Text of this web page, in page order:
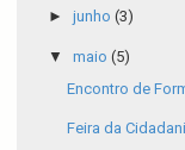
► junho (3)
▼ maio (5)
Encontro de
Feira da